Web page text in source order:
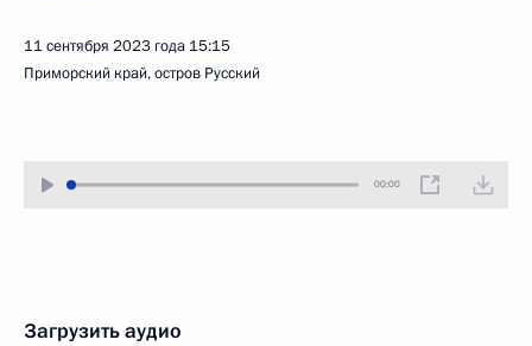
11 сентября 2023 года 15:15
Приморский край, остров Русский
00:00
Загрузить аудио